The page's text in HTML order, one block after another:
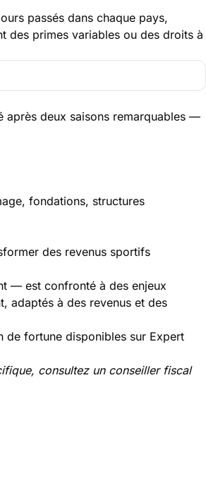
passés dans chaque pays,
des primes variables ou des droits à
après deux saisons remarquables —
fondations, structures
des revenus sportifs
— est confronté à des enjeux
adaptés à des revenus et des
de fortune disponibles sur Expert
consultez un conseiller fiscal